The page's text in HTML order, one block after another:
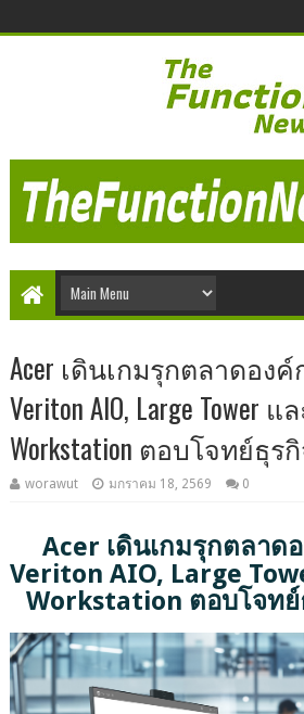
Acer เดินเกมรุกตลาดอง
Veriton AIO, Large Tower แ
Workstation ตอบโจทย์ธุ
worawut มกราคม 18, 2569 0
Acer เดินเกมรุกตลาด
Veriton AIO, Large
Workstation ตอบโจท